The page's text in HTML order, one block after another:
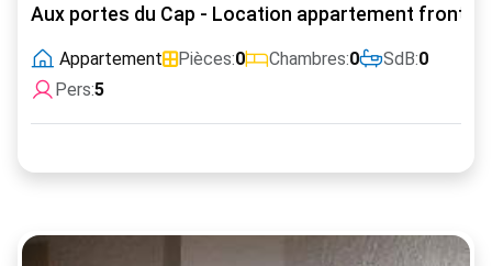
Aux portes du Cap - Location appartement front
Appartement Pièces:0 Chambres:0 SdB:0
Pers:5